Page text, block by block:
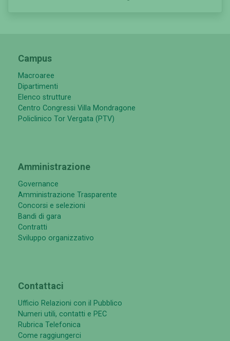
Campus
Macroaree
Dipartimenti
Elenco strutture
Centro Congressi Villa Mondragone
Policlinico Tor Vergata (PTV)
Amministrazione
Governance
Amministrazione Trasparente
Concorsi e selezioni
Bandi di gara
Contratti
Sviluppo organizzativo
Contattaci
Ufficio Relazioni con il Pubblico
Numeri utili, contatti e PEC
Rubrica Telefonica
Come raggiungerci